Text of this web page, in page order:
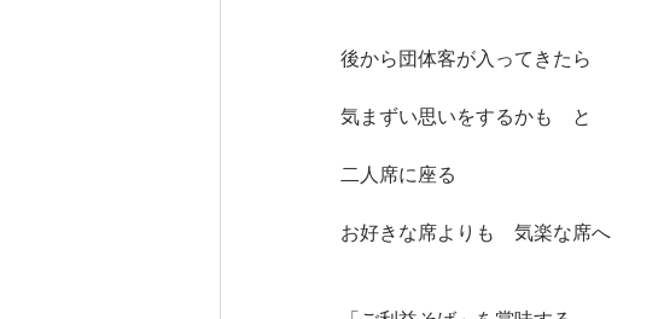
後から団体客が入ってきたら
気まずい思いをするかも　と
二人席に座る
お好きな席よりも　気楽な席へ